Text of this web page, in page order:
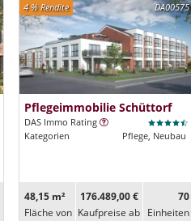
DA00575
4 % Rendite
Pflegeimmobilie Schüttorf
DAS Immo Rating
Kategorien
Pflege, Neubau
48,15 m²
Fläche von
176.489,00 €
Kaufpreise ab
70
Ein­heiten